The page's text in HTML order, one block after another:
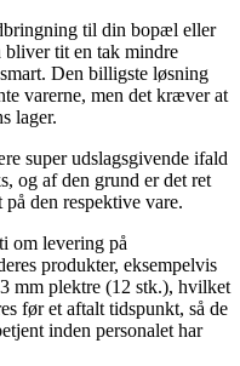
til din bopæl eller
bliver tit en tak mindre
Den billigste løsning
varerne, men det kræver at
lager.
super udslagsgivende ifald
og af den grund er det ret
den respektive vare.
om levering på
produkter, eksempelvis
mm plektre (12 stk.), hvilket
før et aftalt tidspunkt, så de
inden personalet har